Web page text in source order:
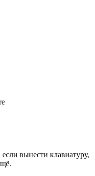
вынести клавиатуру,